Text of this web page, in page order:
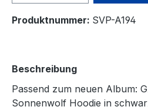
Produktnummer: SVP-A194
Beschreibung
Passend zum neuen Album:
Sonnenwolf Hoodie in